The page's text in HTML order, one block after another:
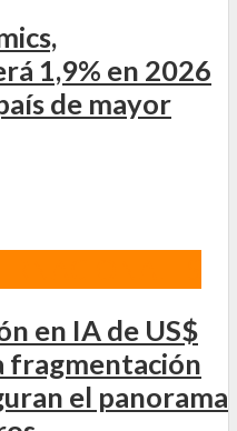
1,9% en 2026
de mayor
en IA de US$
fragmentación
el panorama